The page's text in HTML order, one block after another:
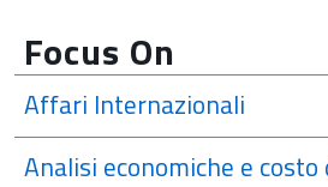
Focus On
Affari Internazionali
Analisi economiche e costo